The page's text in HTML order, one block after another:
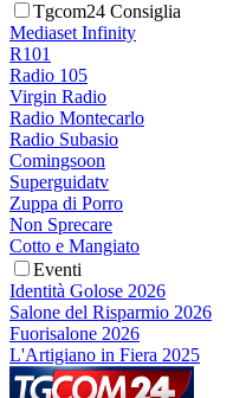
Tgcom24 Consiglia
Mediaset Infinity
R101
Radio 105
Virgin Radio
Radio Montecarlo
Radio Subasio
Comingsoon
Superguidatv
Zuppa di Porro
Non Sprecare
Cotto e Mangiato
Eventi
Identità Golose 2026
Salone del Risparmio 2026
Fuorisalone 2026
L'Artigiano in Fiera 2025